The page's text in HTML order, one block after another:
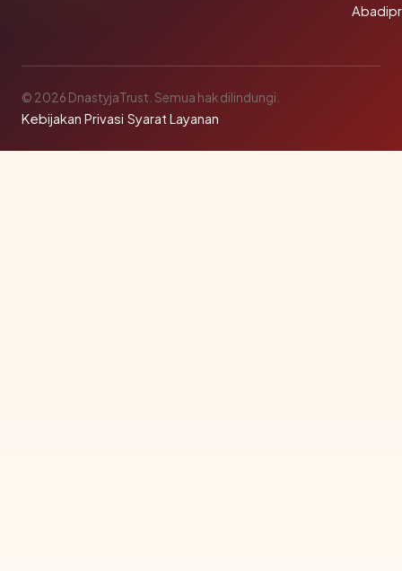
© 2026 DnastyjaTrust. Semua hak dilindungi.
Kebijakan Privasi·Syarat Layanan